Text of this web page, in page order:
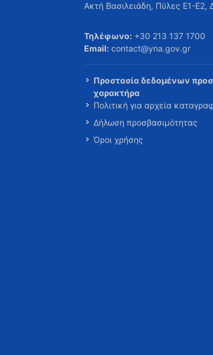
Ακτή Βασιλειάδη, Πύλες Ε1-Ε2,
Τηλέφωνο: +30 213 137 1700
Email: contact@yna.gov.gr
Προστασία δεδομένων
χαρακτήρα
Πολιτική για αρχεία
Δήλωση προσβασιμότητας
Όροι χρήσης